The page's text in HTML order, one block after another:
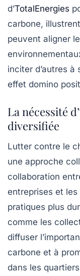
d’TotalEnergies
carbone,
peuvent aligner
inciter d’autres à
effet domino
La nécessité
diversifiée
Lutter contre le
une approche
collaboration
entreprises et
pratiques plus
comme les
diffuser
carbone et à
dans les